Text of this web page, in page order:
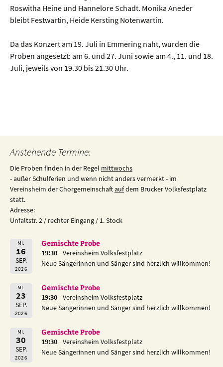
Roswitha Heine und Hannelore Schadt. Monika Aneder
bleibt Festwartin, Heide Kersting Notenwartin.
Da das Konzert am 19. Juli in Emmering naht, wurden die
Proben angesetzt: am 6. und 27. Juni sowie am 4., 11. und 18.
Juli, jeweils von 19.30 bis 21.30 Uhr.
Beitragsnavigation
Anstehende Termine:
Die Proben finden in der Regel mittwochs
- außer Schulferien und wenn nicht anders vermerkt - im
Vereinsheim der Chorgemeinschaftaufdem Brucker Volksfestplatz
statt.
Adresse:
Unfaltstr. 2 / rechter Eingang / 1. Stock
MI.
16
SEP.
2026
Gemischte Probe
19:30
Vereinsheim Volksfestplatz
Neue Sängerinnen und Sänger sind herzlich willkommen!
MI.
23
SEP.
2026
Gemischte Probe
19:30
Vereinsheim Volksfestplatz
Neue Sängerinnen und Sänger sind herzlich willkommen!
MI.
30
SEP.
2026
Gemischte Probe
19:30
Vereinsheim Volksfestplatz
Neue Sängerinnen und Sänger sind herzlich willkommen!